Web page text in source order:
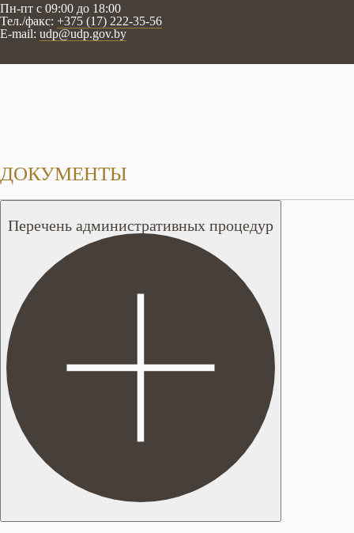
Пн-пт с 09:00 до 18:00
Тел./факс: +375 (17) 222-35-56
E-mail: udp@udp.gov.by
ДОКУМЕНТЫ
Перечень административных процедур